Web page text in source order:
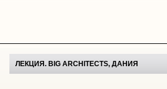
ЛЕКЦИЯ. BIG ARCHITECTS, ДАНИЯ